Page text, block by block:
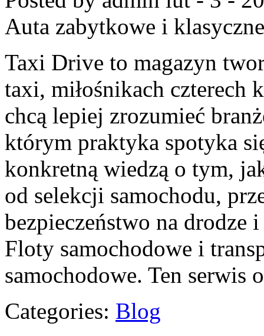
Auta zabytkowe i klasyczne
Taxi Drive to magazyn
taxi, miłośnikach czterech
chcą lepiej zrozumieć
którym praktyka spotyka
konkretną wiedzą o tym,
od selekcji samochodu,
bezpieczeństwo na drodze
Floty samochodowe i
samochodowe. Ten
Categories: Blog